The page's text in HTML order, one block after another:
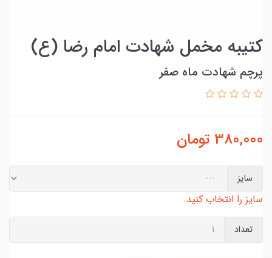
کتیبه مخمل شهادت امام رضا (ع)
پرچم شهادت ماه صفر
380,000 تومان
سایز
سایز را انتخاب کنید.
تعداد